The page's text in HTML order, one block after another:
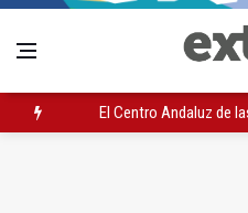
El Centro Andaluz de